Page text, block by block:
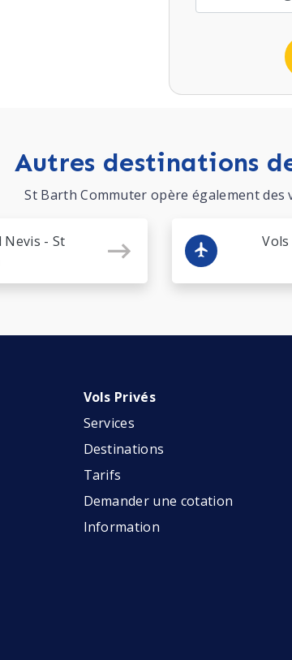
Autres destinations
St Barth Commuter opère également des
Nevis - St
Vols Privés
Services
Destinations
Tarifs
Demander une cotation
Information